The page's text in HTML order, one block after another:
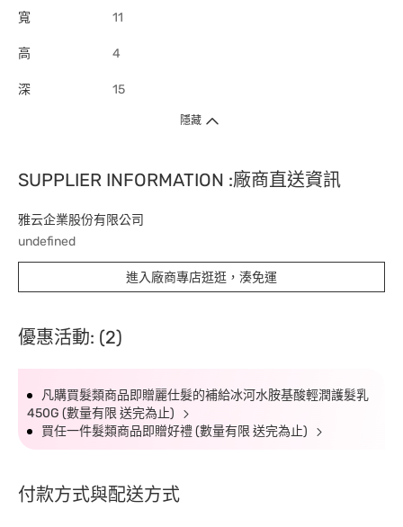
寬 11
高 4
深 15
隱藏
SUPPLIER INFORMATION :廠商直送資訊
雅云企業股份有限公司
undefined
進入廠商專店逛逛，湊免運
優惠活動: (2)
凡購買髮類商品即贈麗仕髮的補給冰河水胺基酸輕潤護髮乳
450G (數量有限 送完為止)
買任一件髮類商品即贈好禮 (數量有限 送完為止)
付款方式與配送方式